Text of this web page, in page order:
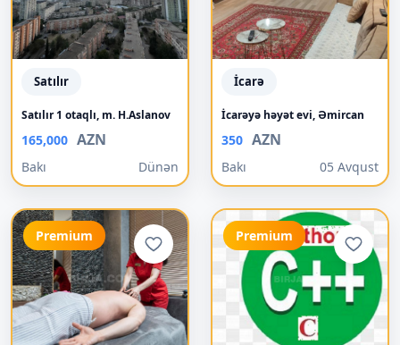
Satılır
Satılır 1 otaqlı, m. H.Aslanov
165,000 AZN
Bakı Dünən
İcarə
İcarəyə həyət evi, Əmircan
350 AZN
Bakı 05 Avqust
Premium Premium